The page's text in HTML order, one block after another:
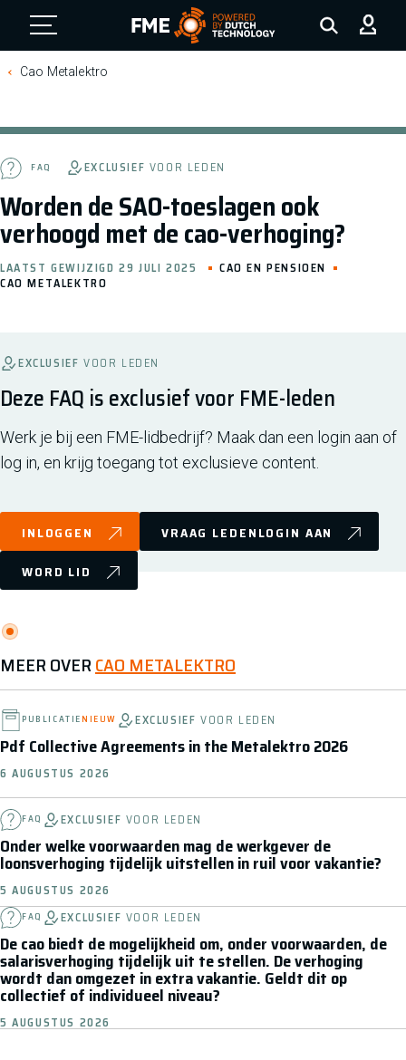
FME Logo, to the homepage
Cao Metalektro
Worden de SAO-toeslagen ook
verhoogd met de cao-verhoging?
FAQ EXCLUSIEF VOOR LEDEN
LAATST GEWIJZIGD 29 JULI 2025
CAO EN PENSIOEN
CAO METALEKTRO
EXCLUSIEF VOOR LEDEN
Deze FAQ is exclusief voor FME-leden
Werk je bij een FME-lidbedrijf? Maak dan een login aan of
log in, en krijg toegang tot exclusieve content.
INLOGGEN
VRAAG LEDENLOGIN AAN
WORD LID
MEER OVERCAO METALEKTRO
PUBLICATIENIEUW EXCLUSIEF VOOR LEDEN
Pdf Collective Agreements in the Metalektro 2026
6 AUGUSTUS 2026
FAQ EXCLUSIEF VOOR LEDEN
Onder welke voorwaarden mag de werkgever de
loonsverhoging tijdelijk uitstellen in ruil voor vakantie?
5 AUGUSTUS 2026
FAQ EXCLUSIEF VOOR LEDEN
De cao biedt de mogelijkheid om, onder voorwaarden, de
salarisverhoging tijdelijk uit te stellen. De verhoging
wordt dan omgezet in extra vakantie. Geldt dit op
collectief of individueel niveau?
5 AUGUSTUS 2026